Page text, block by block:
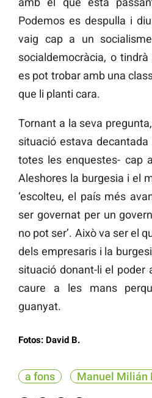
Podemos es despulla i
vaig cap a un
socialdemocràcia, o
es pot trobar amb una
que li planti cara.
Tornant a la seva
situació estava
totes les enquestes- cap
Aleshores la burgesia i el
‘escolteu, el país més
ser governat per un
no pot ser’. Això va ser el
dels empresaris i la
situació donant-li el poder
caure a les mans
guanyat.
Fotos: David B.
a fons Manuel Milián